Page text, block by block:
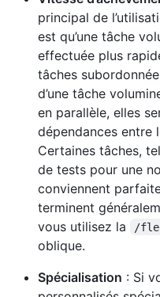
principal de
est qu’une tâche
effectuée plus
tâches
d’une tâche
en parallèle, elles
dépendances entre
Certaines tâches,
de tests pour une
conviennent
terminent
vous utilisez la
/
oblique.
Spécialisation : Si